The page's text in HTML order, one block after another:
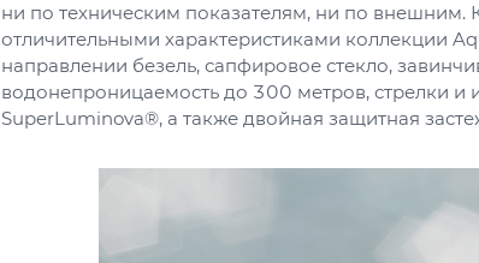
ни по техническим показателям, ни по
отличительными характеристиками коллекции
направлении безель, сапфировое стекло,
водонепроницаемость до 300 метров, стрелки и
SuperLuminova®, а также двойная защитная